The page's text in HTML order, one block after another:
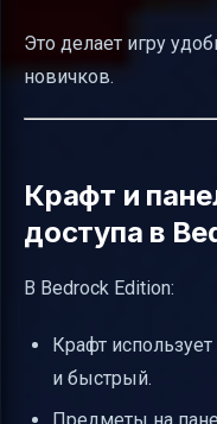
Это делает игру
новичков.
Крафт и
доступа в
В Bedrock Edition:
Крафт
и быстрый.